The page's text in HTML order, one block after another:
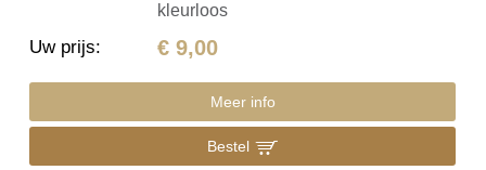
kleurloos
Uw prijs: € 9,00
Meer info
Bestel